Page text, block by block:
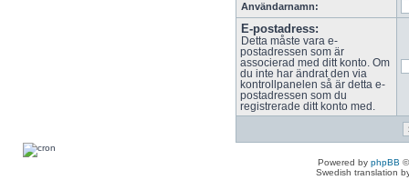
Användarnamn:
E-postadress:
Detta måste vara e-
postadressen som är
associerad med ditt konto. Om
du inte har ändrat den via
kontrollpanelen så är detta e-
postadressen som du
registrerade ditt konto med.
Powered by phpBB
Swedish translation